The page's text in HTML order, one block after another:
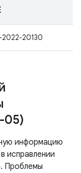
2022-20130
05)
информацию
исправлении
Проблемы